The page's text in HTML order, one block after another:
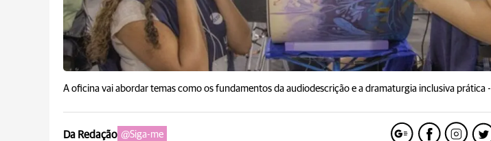
A oficina vai abordar temas como os fundamentos da audiodescrição e a dramaturgia inclusiva prática -
Da Redação @Siga-me